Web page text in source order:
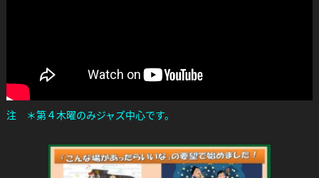
注 ＊第４木曜のみジャズ中心です。